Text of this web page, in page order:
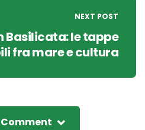
NEXT POST
Basilicata: le tappe
fra mare e cultura
Comment